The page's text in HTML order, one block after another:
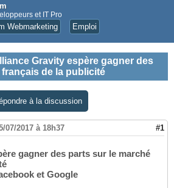
et IT Pro
Webmarketing Emploi
Gravity espère gagner des
de la publicité
à la discussion
07/2017 à 18h37 #1
gagner des parts sur le marché
et Google